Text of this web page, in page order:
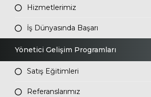
Tüm hakkı saklıdır. Sitemizde kullanılan
Aktif İnsan’a ait olup izinsiz kullanımı
Hizmetlerimiz
İş Dünyasında Başarı
Yönetici Gelişim Programları
Satış Eğitimleri
Referanslarımız